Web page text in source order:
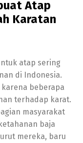
Atap
Karatan
atap sering
di Indonesia.
beberapa
terhadap karat.
masyarakat
baja
mereka, baru